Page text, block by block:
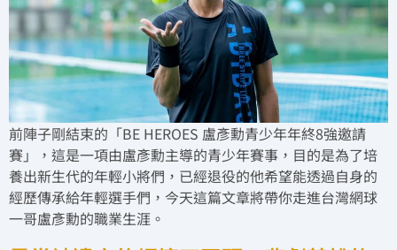
前陣子剛結束的「BE HEROES 盧彥勳青少年年終8強邀請
賽」，這是一項由盧彥勳主導的青少年賽事，目的是為了培
養出新生代的年輕小將們，已經退役的他希望能透過自身的
經歷傳承給年輕選手們，今天這篇文章將帶你走進台灣網球
一哥盧彥勳的職業生涯。